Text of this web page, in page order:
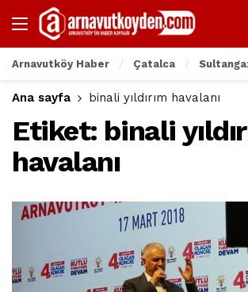
Arnavutköy Haber Çatalca
Ana sayfa binali yıldırım havalanı
Etiket: binali
havalanı